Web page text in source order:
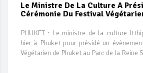
Le Ministre De La Culture A
Cérémonie Du Festival
PHUKET : Le ministre de la culture
hier à Phuket pour présidé un
Végétarien de Phuket au Parc de la Reine